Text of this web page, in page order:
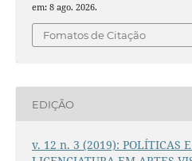
em: 8 ago. 2026.
Fomatos de Citação
EDIÇÃO
v. 12 n. 3 (2019): POLÍTICAS